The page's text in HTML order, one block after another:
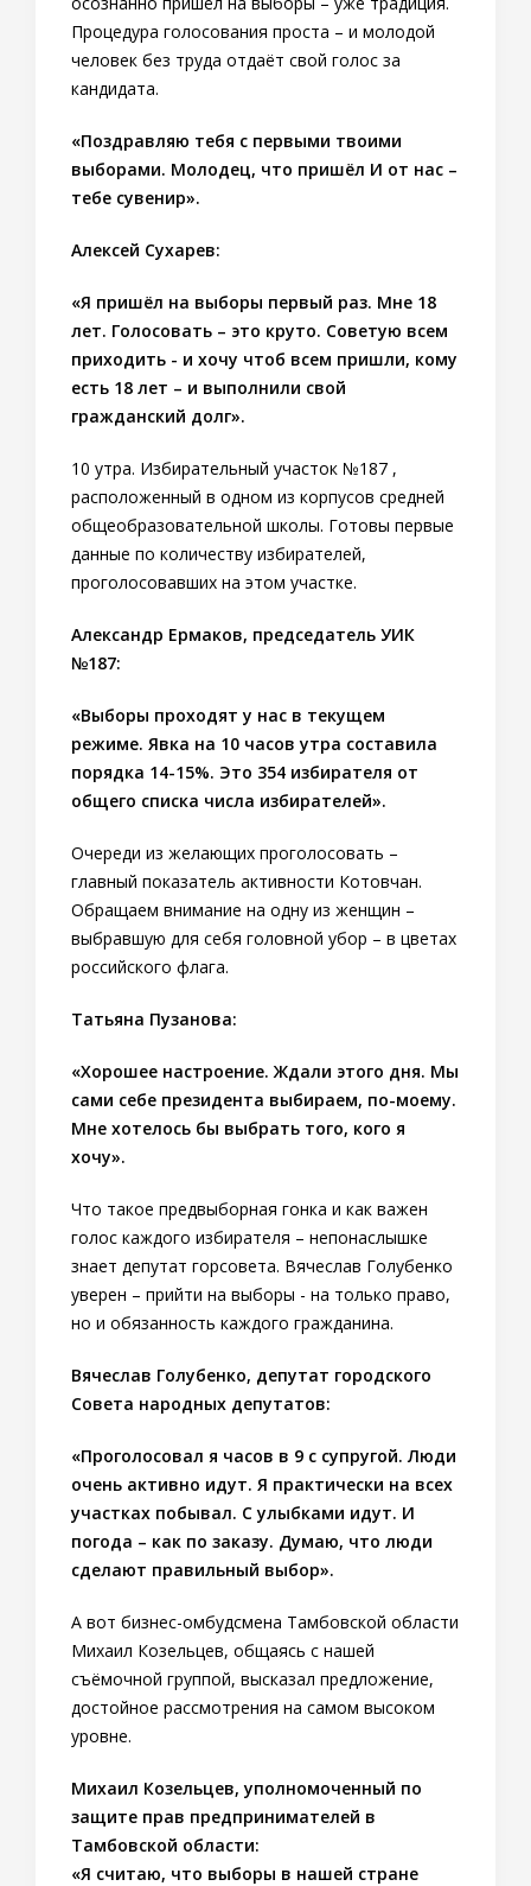
Процедура голосования проста – и молодой
человек без труда отдаёт свой голос за
кандидата.
«Поздравляю тебя с первыми твоими
выборами. Молодец, что пришёл И от нас –
тебе сувенир».
Алексей Сухарев:
«Я пришёл на выборы первый раз. Мне 18
лет. Голосовать – это круто. Советую всем
приходить - и хочу чтоб всем пришли, кому
есть 18 лет – и выполнили свой
гражданский долг».
10 утра. Избирательный участок №187 ,
расположенный в одном из корпусов средней
общеобразовательной школы. Готовы первые
данные по количеству избирателей,
проголосовавших на этом участке.
Александр Ермаков, председатель УИК
№187:
«Выборы проходят у нас в текущем
режиме. Явка на 10 часов утра составила
порядка 14-15%. Это 354 избирателя от
общего списка числа избирателей».
Очереди из желающих проголосовать –
главный показатель активности Котовчан.
Обращаем внимание на одну из женщин –
выбравшую для себя головной убор – в цветах
российского флага.
Татьяна Пузанова:
«Хорошее настроение. Ждали этого дня. Мы
сами себе президента выбираем, по-моему.
Мне хотелось бы выбрать того, кого я
хочу».
Что такое предвыборная гонка и как важен
голос каждого избирателя – непонаслышке
знает депутат горсовета. Вячеслав Голубенко
уверен – прийти на выборы - на только право,
но и обязанность каждого гражданина.
Вячеслав Голубенко, депутат городского
Совета народных депутатов:
«Проголосовал я часов в 9 с супругой. Люди
очень активно идут. Я практически на всех
участках побывал. С улыбками идут. И
погода – как по заказу. Думаю, что люди
сделают правильный выбор».
А вот бизнес-омбудсмена Тамбовской области
Михаил Козельцев, общаясь с нашей
съёмочной группой, высказал предложение,
достойное рассмотрения на самом высоком
уровне.
Михаил Козельцев,уполномоченный по
защите прав предпринимателей в
Тамбовской области:
«Я считаю, что выборы в нашей стране